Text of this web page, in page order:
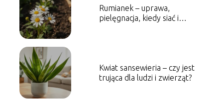
Rumianek – uprawa,
pielęgnacja, kiedy siać i
Kwiat sansewieria – czy jest
trująca dla ludzi i zwierząt?